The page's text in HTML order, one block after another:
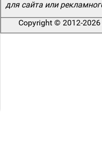
для сайта или
Copyright © 2012-